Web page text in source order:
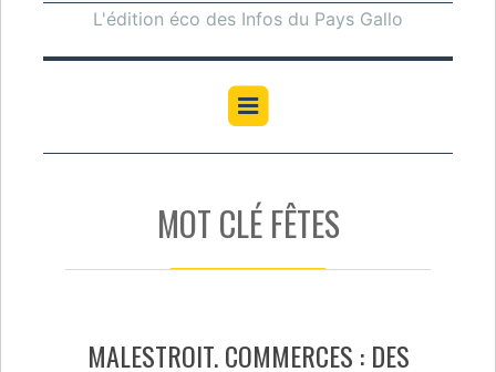
L'édition éco des Infos du Pays Gallo
MOT CLÉ FÊTES
MALESTROIT. COMMERCES : DES